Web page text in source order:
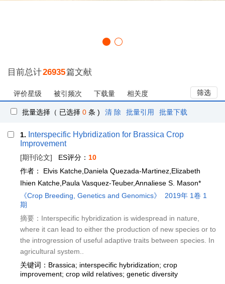
目前总计26935篇文献
评价星级 被引频次 下载量 相关度 筛选
批量选择（ 已选择 0 条 ) 清 除 批量引用 批量下载
1.
Interspecific Hybridization for Brassica Crop
Improvement
[期刊论文] ES评分： 10
作者： Elvis Katche,Daniela Quezada-Martinez,Elizabeth
Ihien Katche,Paula Vasquez-Teuber,Annaliese S. Mason*
《Crop Breeding, Genetics and Genomics》
2019年 1卷 1
期
摘要：Interspecific hybridization is widespread in nature,
where it can lead to either the production of new species or to
the introgression of useful adaptive traits between species. In
agricultural system..
关键词：Brassica; interspecific hybridization; crop
improvement; crop wild relatives; genetic diversity